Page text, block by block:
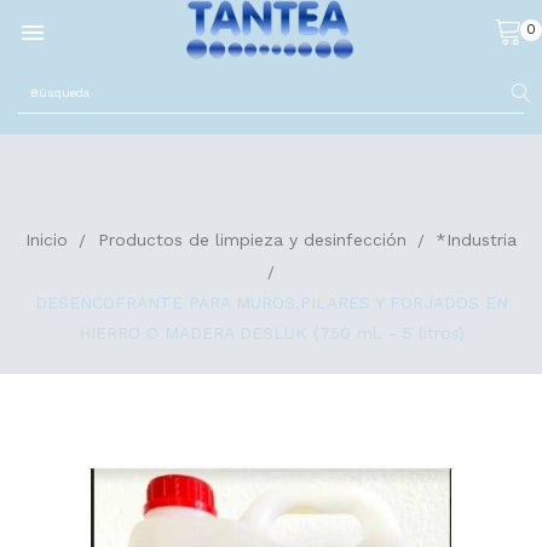
 0
Inicio Productos de limpieza y desinfección *Industria
DESENCOFRANTE PARA MUROS,PILARES Y FORJADOS EN
HIERRO O MADERA DESLUK (750 ml. - 5 litros)